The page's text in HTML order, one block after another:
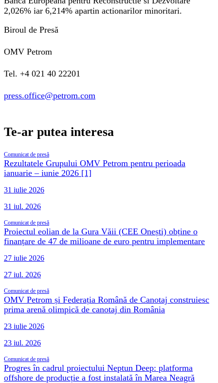
2,026% iar 6,214% apartin actionarilor minoritari.
Biroul de Presă
OMV Petrom
Tel. +4 021 40 22201
press.office@petrom.com
Te-ar putea interesa
Comunicat de presă
Rezultatele Grupului OMV Petrom pentru perioada
ianuarie – iunie 2026 [1]
31 iulie 2026
31 iul. 2026
Comunicat de presă
Proiectul eolian de la Gura Văii (CEE Onești) obține o
finanțare de 47 de milioane de euro pentru implementare
27 iulie 2026
27 iul. 2026
Comunicat de presă
OMV Petrom și Federația Română de Canotaj construiesc
prima arenă olimpică de canotaj din România
23 iulie 2026
23 iul. 2026
Comunicat de presă
Progres în cadrul proiectului Neptun Deep: platforma
offshore de producție a fost instalată în Marea Neagră